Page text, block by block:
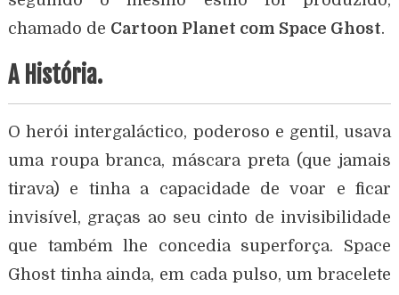
chamado de Cartoon Planet com Space Ghost.
A História.
O herói intergaláctico, poderoso e gentil, usava
uma roupa branca, máscara preta (que jamais
tirava) e tinha a capacidade de voar e ficar
invisível, graças ao seu cinto de invisibilidade
que também lhe concedia superforça. Space
Ghost tinha ainda, em cada pulso, um bracelete